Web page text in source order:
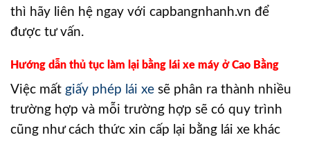
thì hãy liên hệ ngay với capbangnhanh.vn để
được tư vấn.
Hướng dẫn thủ tục làm lại bằng lái xe máy ở Cao Bằng
Việc mất giấy phép lái xe sẽ phân ra thành nhiều
trường hợp và mỗi trường hợp sẽ có quy trình
cũng như cách thức xin cấp lại bằng lái xe khác